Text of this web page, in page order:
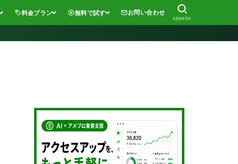
料金プラン 無料で試す お問い合わせ
SEARCH